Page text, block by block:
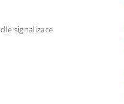
dle signalizace